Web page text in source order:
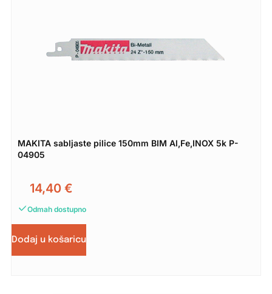
MAKITA sabljaste pilice 150mm BIM Al,Fe,INOX 5k P-
04905
14,40 €
Odmah dostupno
Dodaj u košaricu